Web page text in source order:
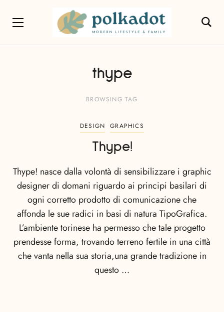
thype
BROWSING TAG
DESIGN GRAPHICS
Thype!
Thype! nasce dalla volontà di sensibilizzare i graphic
designer di domani riguardo ai principi basilari di
ogni corretto prodotto di comunicazione che
affonda le sue radici in basi di natura TipoGrafica.
L’ambiente torinese ha permesso che tale progetto
prendesse forma, trovando terreno fertile in una città
che vanta nella sua storia,una grande tradizione in
questo …